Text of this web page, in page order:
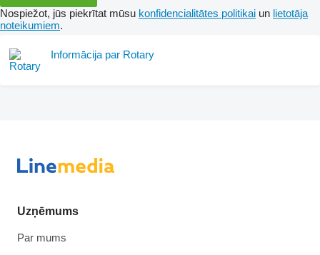
Nospiežot, jūs piekrītat mūsu konfidencialitātes politikai un lietotāja
noteikumiem.
Informācija par Rotary
Uzņēmums
Par mums